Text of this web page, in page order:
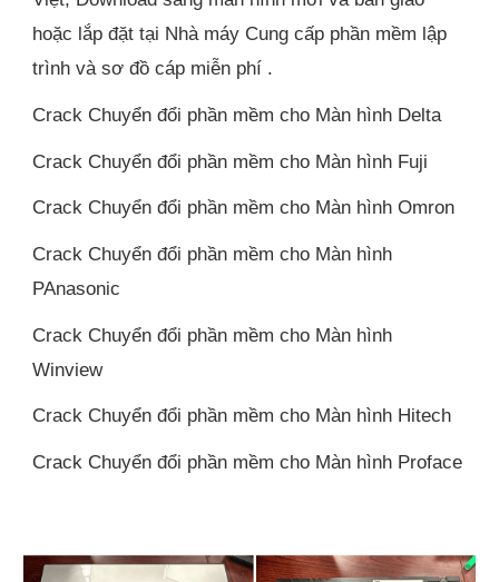
hoặc lắp đặt tại Nhà máy Cung cấp phần mềm lập
trình và sơ đồ cáp miễn phí .
Crack Chuyển đổi phần mềm cho Màn hình Delta
Crack Chuyển đổi phần mềm cho Màn hình Fuji
Crack Chuyển đổi phần mềm cho Màn hình Omron
Crack Chuyển đổi phần mềm cho Màn hình
PAnasonic
Crack Chuyển đổi phần mềm cho Màn hình
Winview
Crack Chuyển đổi phần mềm cho Màn hình Hitech
Crack Chuyển đổi phần mềm cho Màn hình Proface